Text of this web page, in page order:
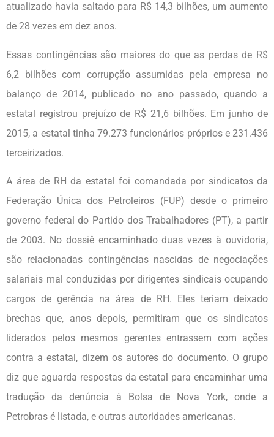
atualizado havia saltado para R$ 14,3 bilhões, um aumento
de 28 vezes em dez anos.
Essas contingências são maiores do que as perdas de R$
6,2 bilhões com corrupção assumidas pela empresa no
balanço de 2014, publicado no ano passado, quando a
estatal registrou prejuízo de R$ 21,6 bilhões. Em junho de
2015, a estatal tinha 79.273 funcionários próprios e 231.436
terceirizados.
A área de RH da estatal foi comandada por sindicatos da
Federação Única dos Petroleiros (FUP) desde o primeiro
governo federal do Partido dos Trabalhadores (PT), a partir
de 2003. No dossiê encaminhado duas vezes à ouvidoria,
são relacionadas contingências nascidas de negociações
salariais mal conduzidas por dirigentes sindicais ocupando
cargos de gerência na área de RH. Eles teriam deixado
brechas que, anos depois, permitiram que os sindicatos
liderados pelos mesmos gerentes entrassem com ações
contra a estatal, dizem os autores do documento. O grupo
diz que aguarda respostas da estatal para encaminhar uma
tradução da denúncia à Bolsa de Nova York, onde a
Petrobras é listada, e outras autoridades americanas.